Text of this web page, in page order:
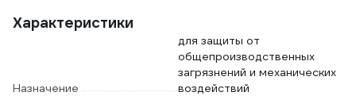
Характеристики
Назначение
для защиты от
общепроизводственных
загрязнений и механических
воздействий